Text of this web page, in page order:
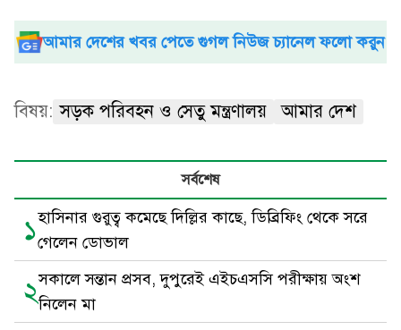
আমার দেশের খবর পেতে গুগল নিউজ চ্যানেল ফলো করুন
বিষয়: সড়ক পরিবহন ও সেতু মন্ত্রণালয় আমার দেশ
সর্বশেষ
১হাসিনার গুরুত্ব কমেছে দিল্লির কাছে, ডিব্রিফিং থেকে সরে
গেলেন ডোভাল
২সকালে সন্তান প্রসব, দুপুরেই এইচএসসি পরীক্ষায় অংশ
নিলেন মা